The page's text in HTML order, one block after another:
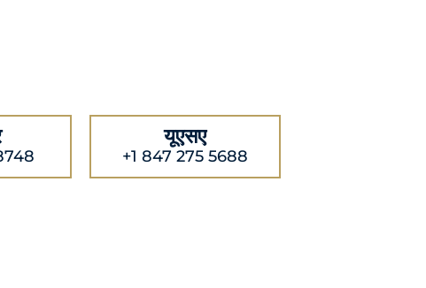
यूएसए
+1 847 275 5688